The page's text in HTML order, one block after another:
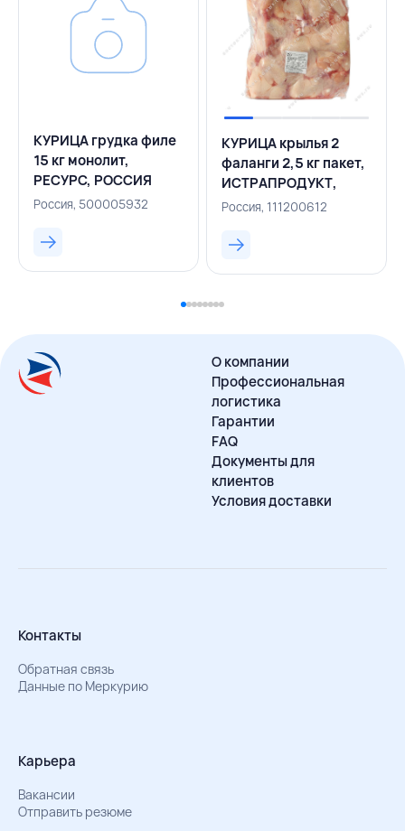
КУРИЦА грудка филе
15 кг монолит,
РЕСУРС, РОССИЯ
Россия, 500005932
КУРИЦА крылья 2
фаланги 2,5 кг пакет,
ИСТРАПРОДУКТ,
РОССИЯ
Россия, 111200612
О компании
Профессиональная
логистика
Гарантии
FAQ
Документы для
клиентов
Условия доставки
Контакты
Обратная связь
Данные по Меркурию
Карьера
Вакансии
Отправить резюме